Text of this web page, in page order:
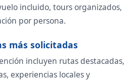
incluido, tours organizados,
por persona.
más solicitadas
incluyen rutas destacadas,
experiencias locales y